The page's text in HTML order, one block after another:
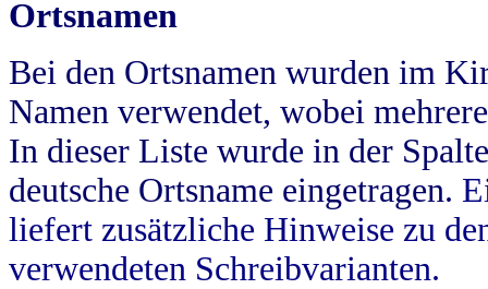
Ortsnamen
Bei den Ortsnamen wurden im
Namen verwendet, wobei
In dieser Liste wurde in der
deutsche Ortsname eingetragen.
liefert zusätzliche Hinweise zu
verwendeten Schreibvarianten.